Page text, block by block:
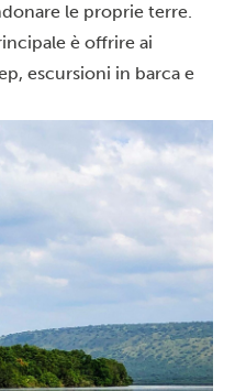
le proprie terre.
è offrire ai
escursioni in barca e